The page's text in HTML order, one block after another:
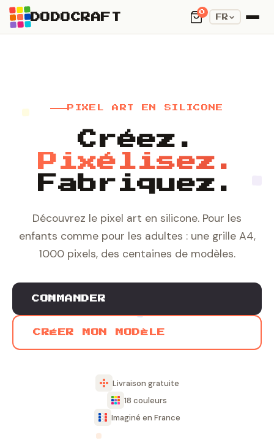
DODOCRAFT
0
FR
PIXEL ART EN SILICONE
Créez.
Pixélisez.
Fabriquez.
Découvrez le pixel art en silicone. Pour les
enfants comme pour les adultes : une grille A4,
1000 pixels, des centaines de modèles.
COMMANDER
CRÉER MON MODÈLE
Livraison gratuite
18 couleurs
Imaginé en France